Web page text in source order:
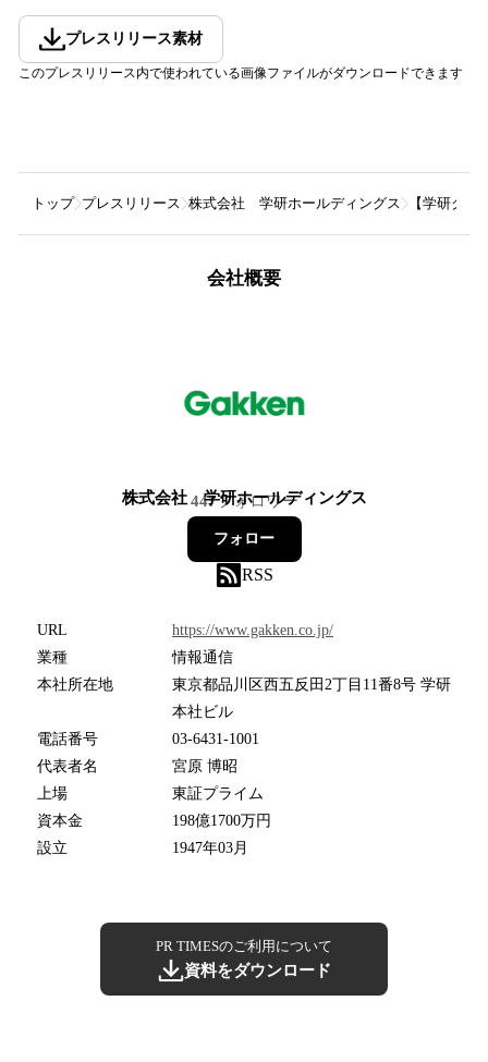
プレスリリース素材
このプレスリリース内で使われている画像ファイルがダウンロードできます
トップ プレスリリース 株式会社 学研ホールディングス 【学研グ
会社概要
株式会社 学研ホールディングス
447フォロワー
フォロー
RSS
URL
https://www.gakken.co.jp/
業種
情報通信
本社所在地
東京都品川区西五反田2丁目11番8号 学研
本社ビル
電話番号
03-6431-1001
代表者名
宮原 博昭
上場
東証プライム
資本金
198億1700万円
設立
1947年03月
PR TIMESのご利用について
資料をダウンロード